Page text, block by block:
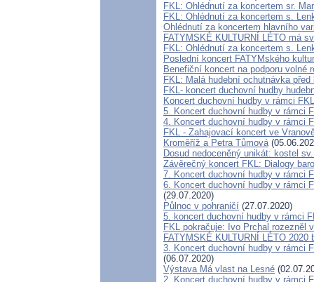
FKL: Ohlédnutí za koncertem sr.
FKL: Ohlédnutí za koncertem s.
Ohlédnutí za koncertem hlavního
FATYMSKÉ KULTURNÍ LÉTO má
FKL: Ohlédnutí za koncertem s.
Poslední koncert FATYMského
Benefiční koncert na podporu volné
FKL: Malá hudební ochutnávka
FKL- koncert duchovní hudby
Koncert duchovní hudby v rámci
5. Koncert duchovní hudby v rámci
4. Koncert duchovní hudby v rámci
FKL - Zahajovací koncert ve
Kroměříž a Petra Tůmová
Dosud nedoceněný unikát: kostel
Závěrečný koncert FKL: Dialogy
7. Koncert duchovní hudby v rámci
6. Koncert duchovní hudby v rámci
(29.07.2020)
Půlnoc v pohraničí (27.07.2020)
5. koncert duchovní hudby v rámci
FKL pokračuje: Ivo Prchal rozezněl
FATYMSKÉ KULTURNÍ LÉTO 2020
3. Koncert duchovní hudby v rámci
(06.07.2020)
Výstava Má vlast na Lesné
2. Koncert duchovní hudby v rámci